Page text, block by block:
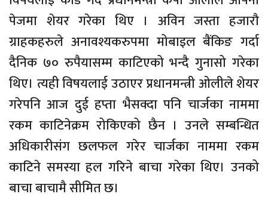
पेजमा शेयर गरेका थिए । अविन जस्ता हजारौ
ग्राहकहरुले अनावश्यकरुपमा मोबाइल बैंकिङ गर्दा
दैनिक ७० रुपैयासम्म काटिएको भन्दै गुनासो गरेका
थिए। त्यही विषयलाई उठाएर प्रधानमन्त्री ओलीले शेयर
गरेपनि आज दुई हप्ता भैसक्दा पनि चार्जका नाममा
रकम काटिनेक्रम रोकिएको छैन । उनले सम्बन्धित
अधिकारीसंग छलफल गरेर चार्जका नाममा रकम
काटिने समस्या हल गरिने बाचा गरेका थिए। उनको
बाचा बाचामै सीमित छ।